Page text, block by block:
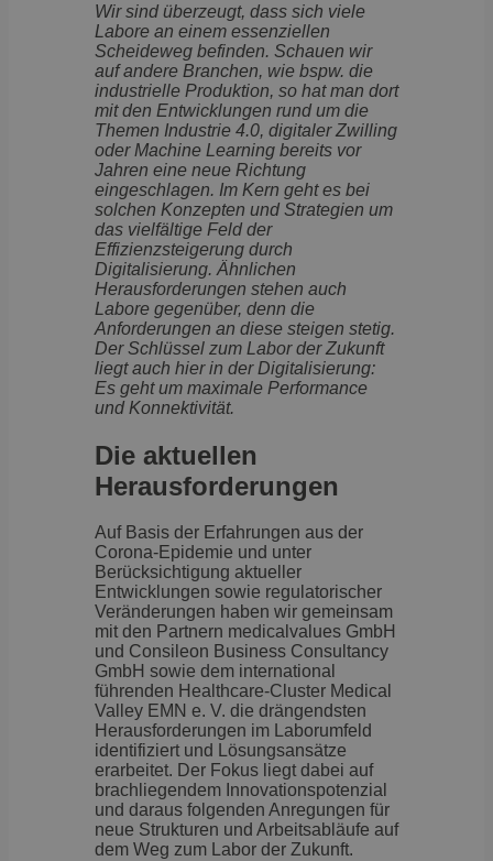
Wir sind überzeugt, dass sich viele
Labore an einem essenziellen
Scheideweg befinden. Schauen wir
auf andere Branchen, wie bspw. die
industrielle Produktion, so hat man dort
mit den Entwicklungen rund um die
Themen Industrie 4.0, digitaler Zwilling
oder Machine Learning bereits vor
Jahren eine neue Richtung
eingeschlagen. Im Kern geht es bei
solchen Konzepten und Strategien um
das vielfältige Feld der
Effizienzsteigerung durch
Digitalisierung. Ähnlichen
Herausforderungen stehen auch
Labore gegenüber, denn die
Anforderungen an diese steigen stetig.
Der Schlüssel zum Labor der Zukunft
liegt auch hier in der Digitalisierung:
Es geht um maximale Performance
und Konnektivität.
Die aktuellen
Herausforderungen
Auf Basis der Erfahrungen aus der
Corona-Epidemie und unter
Berücksichtigung aktueller
Entwicklungen sowie regulatorischer
Veränderungen haben wir gemeinsam
mit den Partnern medicalvalues GmbH
und Consileon Business Consultancy
GmbH sowie dem international
führenden Healthcare-Cluster Medical
Valley EMN e. V. die drängendsten
Herausforderungen im Laborumfeld
identifiziert und Lösungsansätze
erarbeitet. Der Fokus liegt dabei auf
brachliegendem Innovationspotenzial
und daraus folgenden Anregungen für
neue Strukturen und Arbeitsabläufe auf
dem Weg zum Labor der Zukunft.